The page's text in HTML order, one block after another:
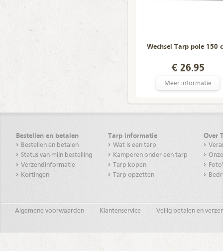
Wechsel Tarp pole 150
€ 26.95
Meer informatie
Bestellen en betalen
Bestellen en betalen
Status van mijn bestelling
Verzendinformatie
Kortingen
Tarp informatie
Wat is een tarp
Kamperen onder een tarp
Tarp kopen
Tarp opzetten
Over
Algemene voorwaarden Klantenservice Veilig betalen en